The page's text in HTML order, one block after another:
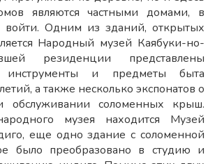
являются частными домами, в
войти. Одним из зданий, открытых
Народный музей Каябуки-но-
резиденции представлены
инструменты и предметы быта
а также несколько экспонатов о
и обслуживании соломенных крыш.
музея находится Музей
еще одно здание с соломенной
было преобразовано в студию и